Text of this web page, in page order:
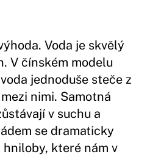
Voda je skvělý
V čínském modelu
jednoduše steče z
nimi. Samotná
v suchu a
se dramaticky
které nám v